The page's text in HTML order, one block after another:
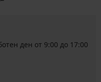
ден от 9:00 до 17:00